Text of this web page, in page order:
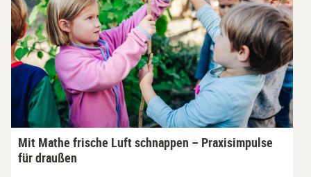
Mit Mathe frische Luft schnappen – Praxisimpulse
für draußen